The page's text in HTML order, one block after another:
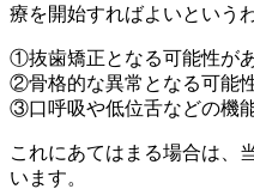
療を開始すればよいという
①抜歯矯正となる可能性が
②骨格的な異常となる可能
③口呼吸や低位舌などの機
これにあてはまる場合は、
います。